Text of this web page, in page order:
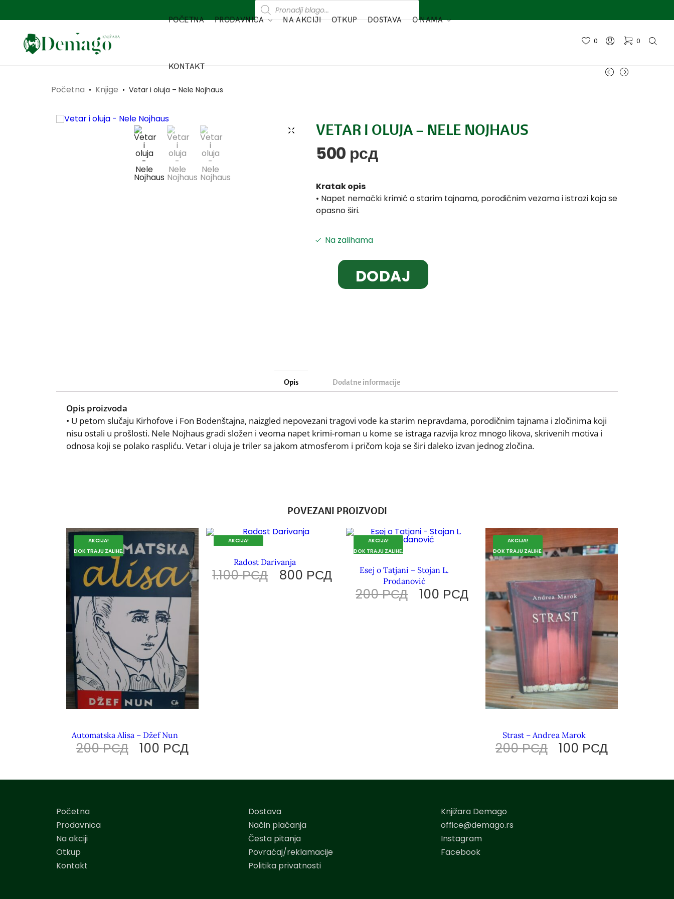
POČETNA PRODAVNICA NA AKCIJI OTKUP DOSTAVA O NAMA
KONTAKT
0 0
Početna • Knjige • Vetar i oluja – Nele Nojhaus
VETAR I OLUJA – NELE NOJHAUS
500 рсд
Kratak opis
• Napet nemački krimić o starim tajnama, porodičnim vezama i istrazi koja se
opasno širi.
Na zalihama
DODAJ
Opis Dodatne informacije
Opis proizvoda
• U petom slučaju Kirhofove i Fon Bodenštajna, naizgled nepovezani tragovi vode ka starim nepravdama, porodičnim tajnama i zločinima koji
nisu ostali u prošlosti. Nele Nojhaus gradi složen i veoma napet krimi-roman u kome se istraga razvija kroz mnogo likova, skrivenih motiva i
odnosa koji se polako raspliću. Vetar i oluja je triler sa jakom atmosferom i pričom koja se širi daleko izvan jednog zločina.
POVEZANI PROIZVODI
AKCIJA!
DOK TRAJU ZALIHE.
Automatska Alisa – Džef Nun
200РСД 100 РСД
AKCIJA!
Radost Darivanja
1.100РСД 800 РСД
AKCIJA!
DOK TRAJU ZALIHE.
Esej o Tatjani – Stojan L.
Prodanović
200РСД 100 РСД
AKCIJA!
DOK TRAJU ZALIHE.
Strast – Andrea Marok
200РСД 100 РСД
Početna
Prodavnica
Na akciji
Otkup
Kontakt
Dostava
Način plaćanja
Česta pitanja
Povraćaj/reklamacije
Politika privatnosti
Knjižara Demago
office@demago.rs
Instagram
Facebook